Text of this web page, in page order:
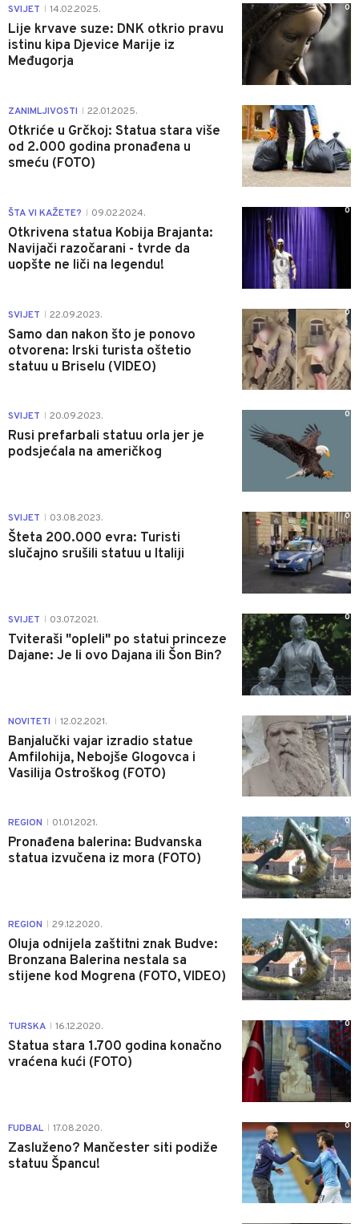
SVIJET 14.02.2025.
Lije krvave suze: DNK otkrio pravu
istinu kipa Djevice Marije iz
Međugorja
0
ZANIMLJIVOSTI 22.01.2025.
Otkriće u Grčkoj: Statua stara više
od 2.000 godina pronađena u
smeću (FOTO)
ŠTA VI KAŽETE? 09.02.2024.
Otkrivena statua Kobija Brajanta:
Navijači razočarani - tvrde da
uopšte ne liči na legendu!
0
SVIJET 22.09.2023.
Samo dan nakon što je ponovo
otvorena: Irski turista oštetio
statuu u Briselu (VIDEO)
0
SVIJET 20.09.2023.
Rusi prefarbali statuu orla jer je
podsjećala na američkog
0
SVIJET 03.08.2023.
Šteta 200.000 evra: Turisti
slučajno srušili statuu u Italiji
0
SVIJET 03.07.2021.
Tviteraši "opleli" po statui princeze
Dajane: Je li ovo Dajana ili Šon Bin?
0
NOVITETI 12.02.2021.
Banjalučki vajar izradio statue
Amfilohija, Nebojše Glogovca i
Vasilija Ostroškog (FOTO)
1
REGION 01.01.2021.
Pronađena balerina: Budvanska
statua izvučena iz mora (FOTO)
0
REGION 29.12.2020.
Oluja odnijela zaštitni znak Budve:
Bronzana Balerina nestala sa
stijene kod Mogrena (FOTO, VIDEO)
0
TURSKA 16.12.2020.
Statua stara 1.700 godina konačno
vraćena kući (FOTO)
0
FUDBAL 17.08.2020.
Zasluženo? Mančester siti podiže
statuu Špancu!
0